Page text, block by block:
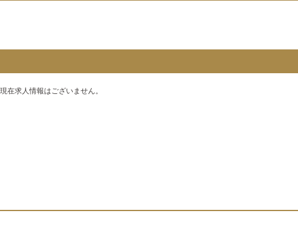
現在求人情報はございません。